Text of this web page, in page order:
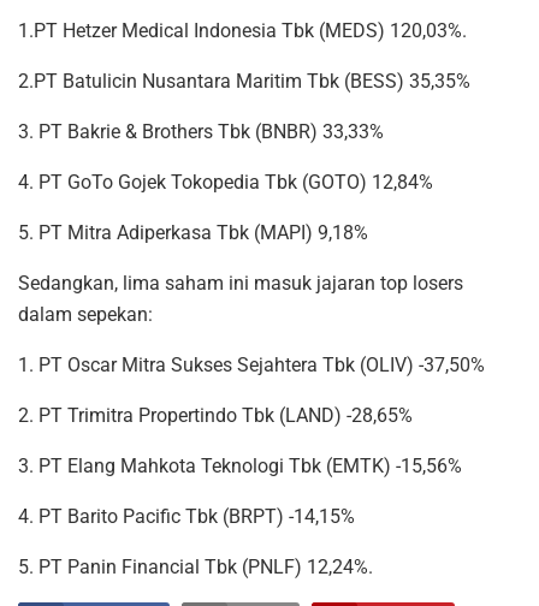
1.PT Hetzer Medical Indonesia Tbk (MEDS) 120,03%.
2.PT Batulicin Nusantara Maritim Tbk (BESS) 35,35%
3. PT Bakrie & Brothers Tbk (BNBR) 33,33%
4. PT GoTo Gojek Tokopedia Tbk (GOTO) 12,84%
5. PT Mitra Adiperkasa Tbk (MAPI) 9,18%
Sedangkan, lima saham ini masuk jajaran top losers
dalam sepekan:
1. PT Oscar Mitra Sukses Sejahtera Tbk (OLIV) -37,50%
2. PT Trimitra Propertindo Tbk (LAND) -28,65%
3. PT Elang Mahkota Teknologi Tbk (EMTK) -15,56%
4. PT Barito Pacific Tbk (BRPT) -14,15%
5. PT Panin Financial Tbk (PNLF) 12,24%.